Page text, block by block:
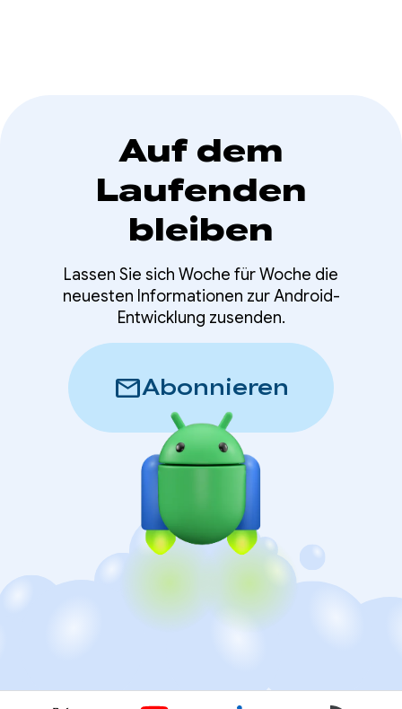
Auf dem
Laufenden
bleiben
Lassen Sie sich Woche für Woche die
neuesten Informationen zur Android-
Entwicklung zusenden.
mailAbonnieren